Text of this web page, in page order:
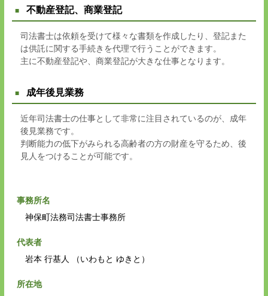
不動産登記、商業登記
司法書士は依頼を受けて様々な書類を作成したり、登記また
は供託に関する手続きを代理で行うことができます。
主に不動産登記や、商業登記が大きな仕事となります。
成年後見業務
近年司法書士の仕事として非常に注目されているのが、成年
後見業務です。
判断能力の低下がみられる高齢者の方の財産を守るため、後
見人をつけることが可能です。
事務所名
神保町法務司法書士事務所
代表者
岩本 行基人 （いわもと ゆきと）
所在地